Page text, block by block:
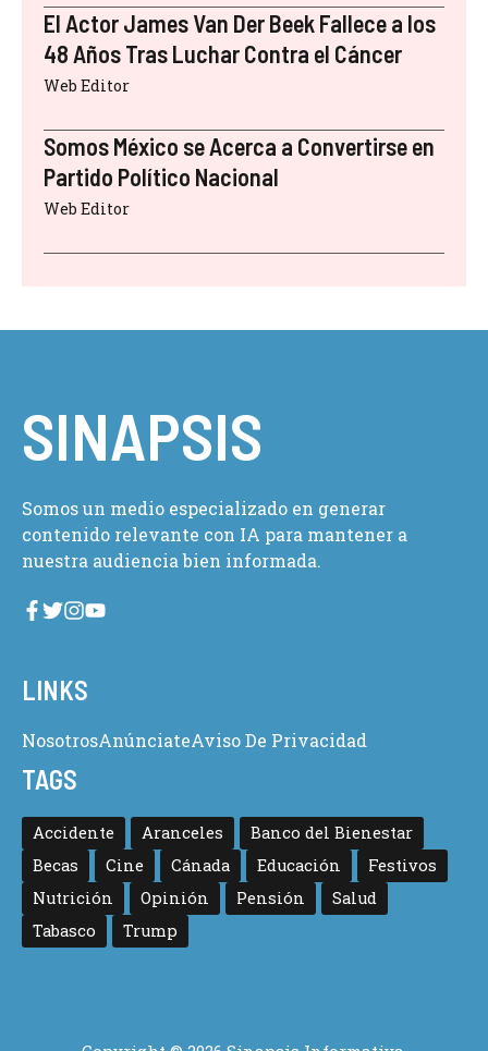
El Actor James Van Der Beek Fallece a los
48 Años Tras Luchar Contra el Cáncer
Web Editor
Somos México se Acerca a Convertirse en
Partido Político Nacional
Web Editor
SINAPSIS
Somos un medio especializado en generar
contenido relevante con IA para mantener a
nuestra audiencia bien informada.
LINKS
NosotrosAnúnciateAviso De Privacidad
TAGS
Accidente Aranceles
Banco del Bienestar
Becas
Cine Cánada Educación
Festivos
Nutrición
Opinión Pensión
Salud
Tabasco
Trump